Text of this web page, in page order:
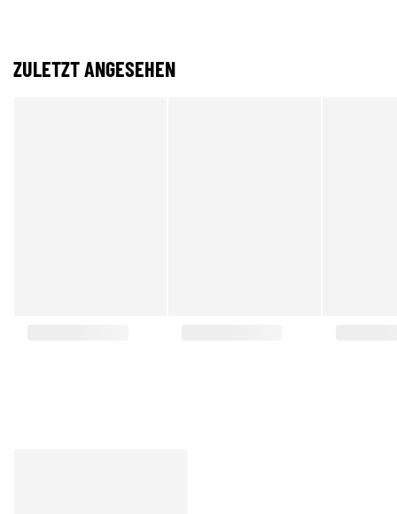
ZULETZT ANGESEHEN